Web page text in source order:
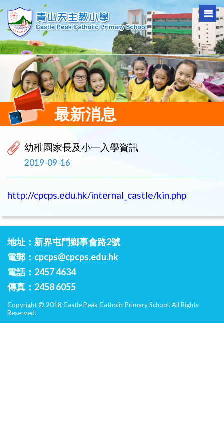
最新消息
幼稚園家長及小一入學資訊
2019-09-16
http://cpcps.edu.hk/internal_castle/kin.php
地址：新界屯門鄉事會路2號
電郵： cpcps@cpcps.edu.hk
電話：2457 4634
傳真：2458 6055
Copyright © 2018 Castle Peak Catholic Primary School. All Rights
Reserved.